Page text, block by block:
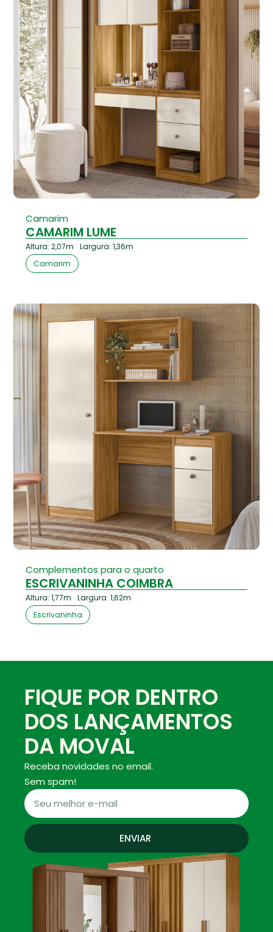
Camarim
CAMARIM LUME
Altura: 2,07m
Largura: 1,36m
Camarim
Complementos para o quarto
ESCRIVANINHA COIMBRA
Altura: 1,77m
Largura: 1,62m
Escrivaninha
Receba novidades no email.
Sem spam!
FIQUE POR DENTRO
DOS LANÇAMENTOS
DA MOVAL
ENVIAR